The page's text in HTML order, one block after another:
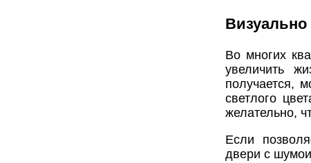
Визуально
Во многих
увеличить
получается,
светлого
желательно,
Если
двери с